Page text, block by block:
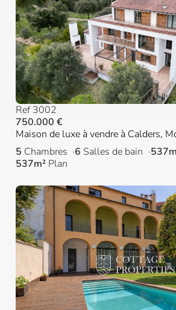
Ref 3002
750.000 €
Maison de luxe à vendre à Calders,
5 Chambres 6 Salles de bain
537m² Plan